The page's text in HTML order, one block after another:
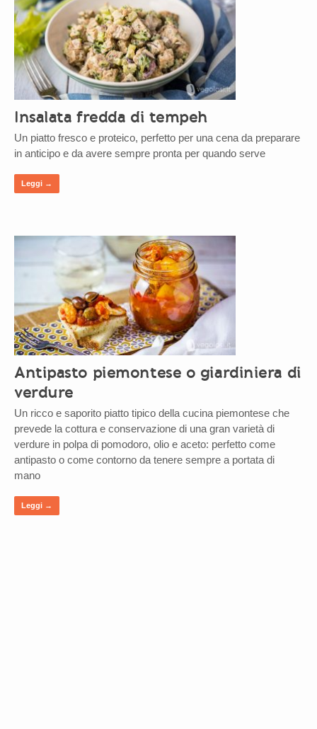
Insalata fredda di tempeh
Un piatto fresco e proteico, perfetto per una cena da preparare
in anticipo e da avere sempre pronta per quando serve
Leggi →
Antipasto piemontese o giardiniera di
verdure
Un ricco e saporito piatto tipico della cucina piemontese che
prevede la cottura e conservazione di una gran varietà di
verdure in polpa di pomodoro, olio e aceto: perfetto come
antipasto o come contorno da tenere sempre a portata di
mano
Leggi →